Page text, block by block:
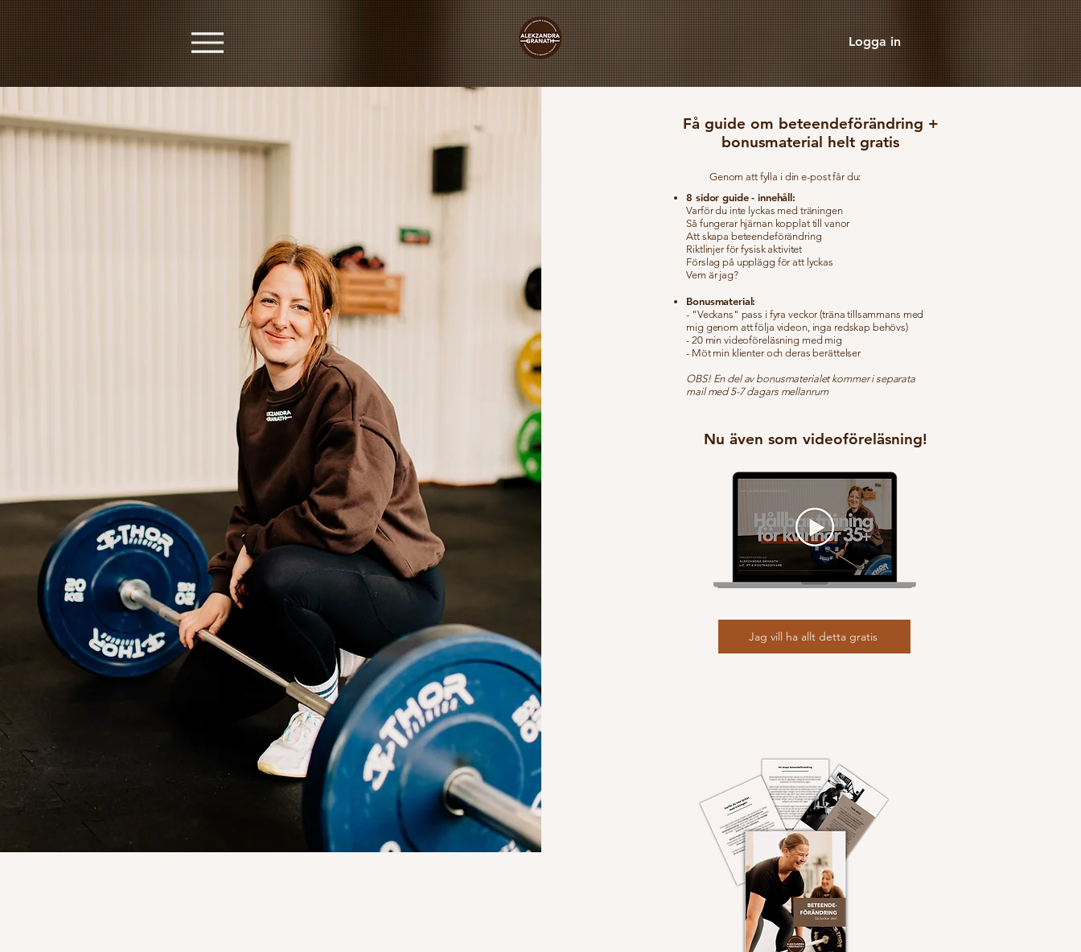
Logga in
Få guide om beteendeförändring +
bonusmaterial helt gratis
Genom att fylla i din e-post får du:
8 sidor guide - innehåll:
Varför du inte lyckas med träningen
Så fungerar hjärnan kopplat till vanor
Att skapa beteendeförändring
Riktlinjer för fysisk aktivitet
Förslag på upplägg för att lyckas
Vem är jag?
Bonusmaterial:
- "Veckans" pass i fyra veckor (träna tillsammans med
mig genom att följa videon, inga redskap behövs)
- 20 min videoföreläsning med mig
- Möt min klienter och deras berättelser
OBS! En del av bonusmaterialet kommer i separata
mail med 5-7 dagars mellanrum
Jag vill ha allt detta gratis
Nu även som videoföreläsning!